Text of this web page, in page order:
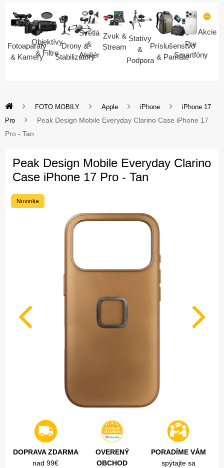
Fotoaparáty
& Kamery
Objektívy
& Filtre
Drony &
Stabilizátory
Svetlá
&
Ateliér
Zvuk &
Stream
Statívy
&
Podpora
Príslušenstvo
& Pamäte
Pre
Smartfóny
Akcie
FOTO MOBILY Apple iPhone
iPhone 17
Pro
Peak Design Mobile Everyday Clarino Case iPhone 17
Pro - Tan
Peak Design Mobile Everyday Clarino
Case iPhone 17 Pro - Tan
Novinka
DOPRAVA ZDARMA
nad 99€
OVERENÝ
OBCHOD
PORADÍME VÁM
spýtajte sa